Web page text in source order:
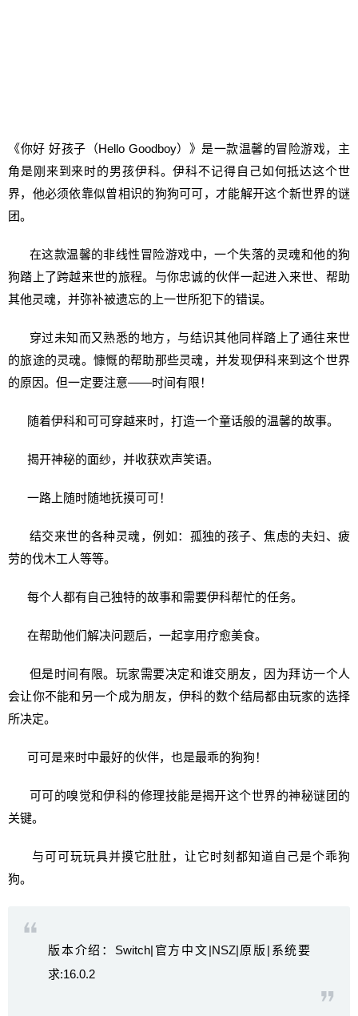
《你好 好孩子（Hello Goodboy）》是一款温馨的冒险游戏，主
角是刚来到来时的男孩伊科。伊科不记得自己如何抵达这个世
界，他必须依靠似曾相识的狗狗可可，才能解开这个新世界的谜
团。
在这款温馨的非线性冒险游戏中，一个失落的灵魂和他的狗
狗踏上了跨越来世的旅程。与你忠诚的伙伴一起进入来世、帮助
其他灵魂，并弥补被遗忘的上一世所犯下的错误。
穿过未知而又熟悉的地方，与结识其他同样踏上了通往来世
的旅途的灵魂。慷慨的帮助那些灵魂，并发现伊科来到这个世界
的原因。但一定要注意——时间有限！
随着伊科和可可穿越来时，打造一个童话般的温馨的故事。
揭开神秘的面纱，并收获欢声笑语。
一路上随时随地抚摸可可！
结交来世的各种灵魂，例如：孤独的孩子、焦虑的夫妇、疲
劳的伐木工人等等。
每个人都有自己独特的故事和需要伊科帮忙的任务。
在帮助他们解决问题后，一起享用疗愈美食。
但是时间有限。玩家需要决定和谁交朋友，因为拜访一个人
会让你不能和另一个成为朋友，伊科的数个结局都由玩家的选择
所决定。
可可是来时中最好的伙伴，也是最乖的狗狗！
可可的嗅觉和伊科的修理技能是揭开这个世界的神秘谜团的
关键。
与可可玩玩具并摸它肚肚，让它时刻都知道自己是个乖狗
狗。
版本介绍：Switch|官方中文|NSZ|原版|系统要
求:16.0.2